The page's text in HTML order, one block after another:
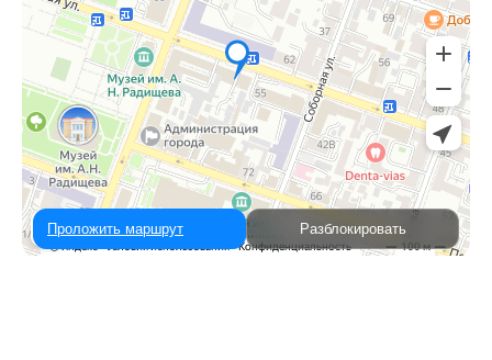
Проложить маршрут Разблокировать